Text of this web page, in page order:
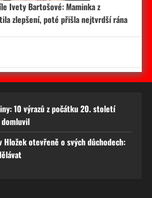
Ivety Bartošové: Maminka z
zlepšení, poté přišla nejtvrdší rána
10 výrazů z počátku 20. století
Hložek otevřeně o svých důchodech: